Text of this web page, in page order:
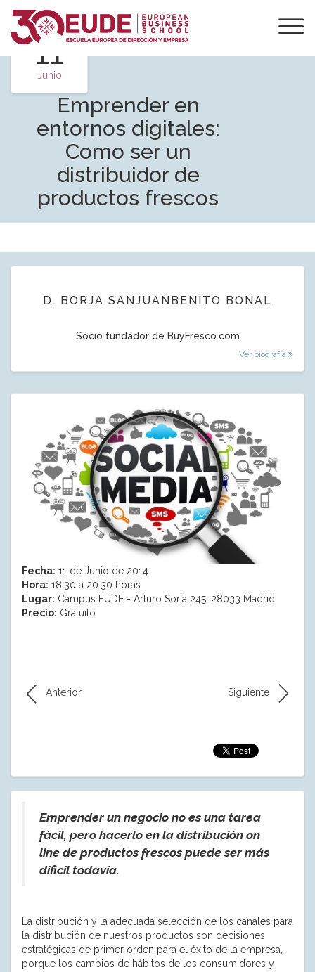
11
Junio
Emprender en
entornos digitales:
Como ser un
distribuidor de
productos frescos
D. BORJA SANJUANBENITO BONAL
Socio fundador de BuyFresco.com
Ver biografía
Fecha: 11 de Junio de 2014
Hora: 18:30 a 20:30 horas
Lugar: Campus EUDE - Arturo Soria 245, 28033 Madrid
Precio: Gratuito
Anterior Siguiente
Emprender un negocio no es una tarea
fácil, pero hacerlo en la distribución on
line de productos frescos puede ser más
dificil todavía.
La distribución y la adecuada selección de los canales para
la distribución de nuestros productos son decisiones
estratégicas de primer orden para el éxito de la empresa,
porque los cambios de hábitos de los consumidores y